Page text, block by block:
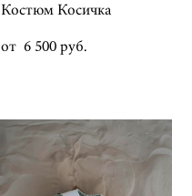
Костюм Косичка
от 6 500 pуб.